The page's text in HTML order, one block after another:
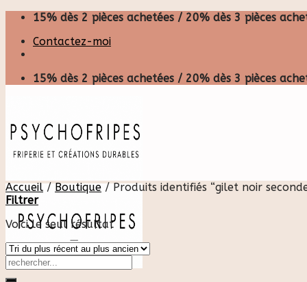
Skip
content
15% dès 2 pièces achetées / 20% dès 3 pièces
Contactez-moi
15% dès 2 pièces achetées / 20% dès 3 pièces
Accueil / Boutique /Produits identifiés “gilet noir
Filtrer
Voici le seul résultat